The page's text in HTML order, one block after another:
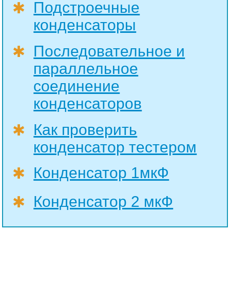
✱
Подстроечные
конденсаторы
✱
Последовательное и
параллельное
соединение
конденсаторов
✱
Как проверить
конденсатор тестером
✱
Конденсатор 1мкФ
✱
Конденсатор 2 мкФ